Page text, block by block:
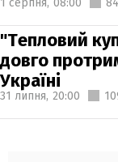
"Тепловий
довго
Україні
31 липня, 20:00